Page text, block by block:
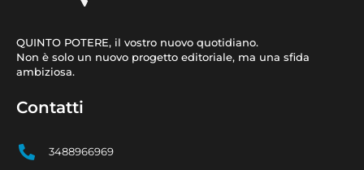
QUINTO POTERE, il vostro nuovo quotidiano.
Non è solo un nuovo progetto editoriale, ma una sfida
ambiziosa.
Contatti
3488966969